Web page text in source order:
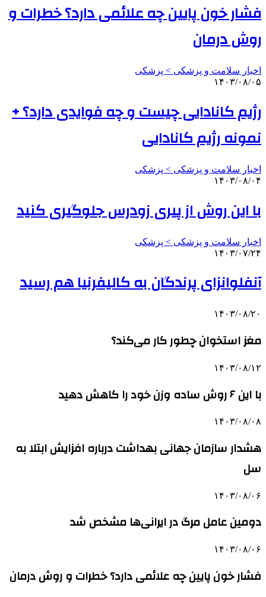
فشار خون پایین چه علائمی دارد؟ خطرات و
روش درمان
اخبار سلامت و پزشکی > پزشکی
۱۴۰۳/۰۸/۰۵
رژیم کانادایی چیست و چه فوایدی دارد؟ +
نمونه رژیم کانادایی
اخبار سلامت و پزشکی > پزشکی
۱۴۰۳/۰۸/۰۴
با این روش از پیری زودرس جلوگیری کنید
اخبار سلامت و پزشکی > پزشکی
۱۴۰۳/۰۷/۲۴
آنفلوانزای پرندگان به کالیفرنیا هم رسید
۱۴۰۳/۰۸/۲۰
مغز استخوان چطور کار می‌کند؟
۱۴۰۳/۰۸/۱۲
با این ۶ روش ساده وزن خود را کاهش دهید
۱۴۰۳/۰۸/۰۸
هشدار سازمان جهانی بهداشت درباره افزایش ابتلا به
سل
۱۴۰۳/۰۸/۰۶
دومین عامل مرگ در ایرانی‌ها مشخص شد
۱۴۰۳/۰۸/۰۶
فشار خون پایین چه علائمی دارد؟ خطرات و روش درمان